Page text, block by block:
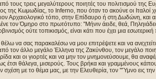
τους τρεις μεγαλύτερους ποιητές του πολιτισμού
της Κωμωδίας, το Inferno, που όταν το ακούνε οι Ιταλοί
Αρχαιολογικό τόπο, στην Επίδαυρο ή στη Δωδώνη, και
τον Όμηρο στο πρωτότυπο: ''Μήνιν άειδε, θεά,
ούτε τοπικισμός, είναι κάτι που έχει μια
να σας παρακαλέσω να μου επιτρέψετε και να
τον άλλο μεγάλο Έλληνα της Ζακύνθου, τον μεγάλο
και οι γιορτές και να μην τον μνημονεύσουμε, θα
έτσι θάλεγα, μισερούς. Τους βρήκα και γραμμένους
σχέση με το θέμα μας, με την Ελευθερία, τον '''Ύμνο εις